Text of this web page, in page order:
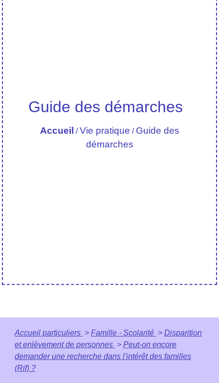
Guide des démarches
Accueil /Vie pratique / Guide des
démarches
Accueil particuliers > Famille - Scolarité > Disparition
et enlèvement de personnes > Peut-on encore
demander une recherche dans l'intérêt des familles
(Rif) ?